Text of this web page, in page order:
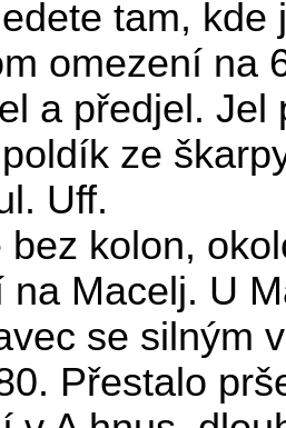
tam, kde
omezení na
a předjel.
ze
Uff.
bez kolon,
na Macelj. U
se silným
Přestalo